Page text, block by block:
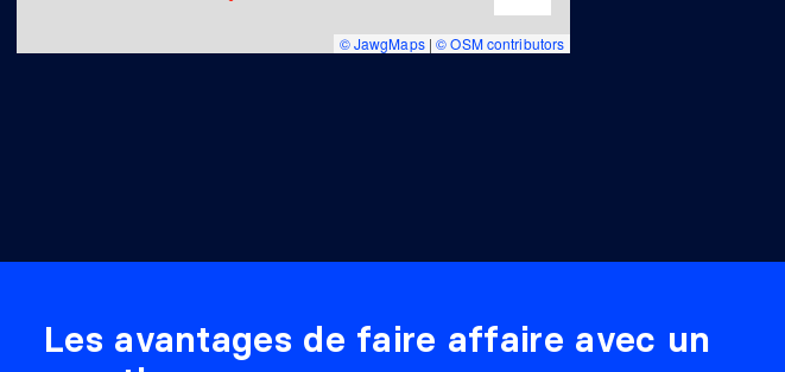
© JawgMaps|© OSM contributors
Les avantages de faire affaire avec un